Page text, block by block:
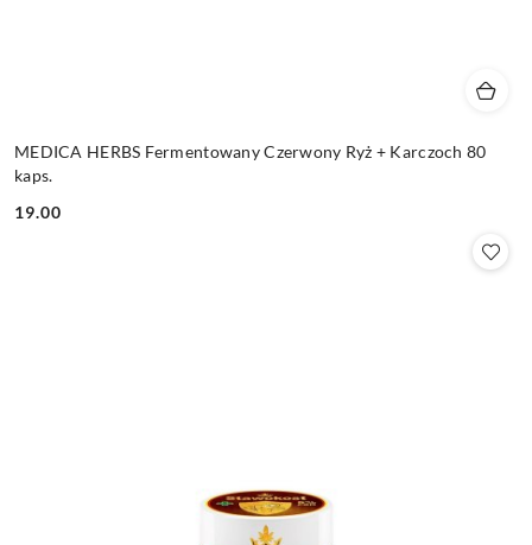
MEDICA HERBS Fermentowany Czerwony Ryż + Karczoch 80
kaps.
Cena:
19.00